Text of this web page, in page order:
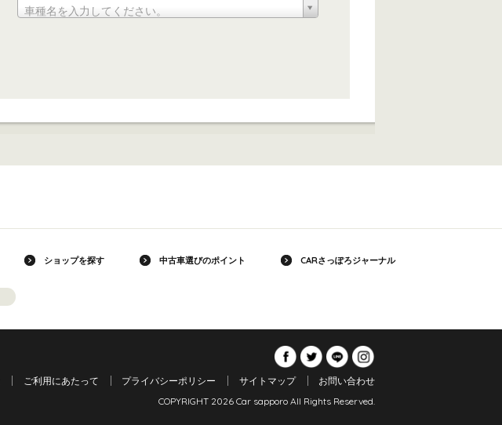
車種名を入力してください。
ショップを探す 中古車選びのポイント CARさっぽろジャーナル
ご利用にあたって プライバシーポリシー サイトマップ
お問い合わせ
COPYRIGHT 2026 Car sapporo All Rights Reserved.